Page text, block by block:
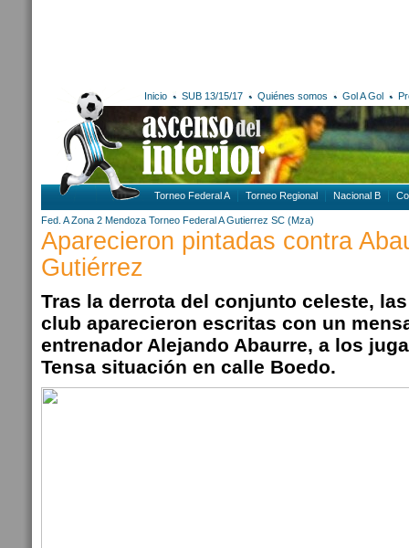
Inicio SUB 13/15/17 Quiénes somos Gol A Gol
Torneo Federal A Torneo Regional Nacional B
Fed. A Zona 2 Mendoza Torneo Federal A Gutierrez SC (Mza)
Aparecieron pintadas contra
Gutiérrez
Tras la derrota del conjunto celeste,
club aparecieron escritas con un
entrenador Alejando Abaurre, a los
Tensa situación en calle Boedo.